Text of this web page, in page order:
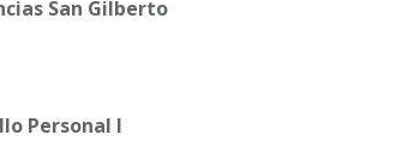
San Gilberto
Personal I